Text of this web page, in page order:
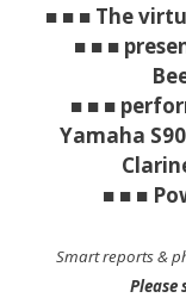
■ ■ ■ The
■ ■ ■
■ ■ ■
Yamaha
■ ■ ■
Smart reports &
Please